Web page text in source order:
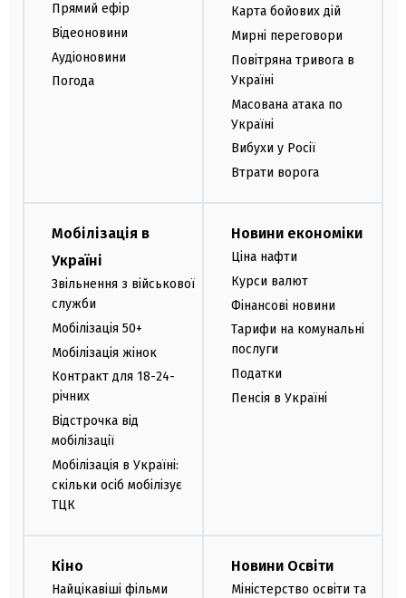
Прямий ефір
Відеоновини
Аудіоновини
Погода
Карта бойових дій
Мирні переговори
Повітряна тривога в
Україні
Масована атака по
Україні
Вибухи у Росії
Втрати ворога
Мобілізація в
Україні
Звільнення з військової
служби
Мобілізація 50+
Мобілізація жінок
Контракт для 18-24-
річних
Відстрочка від
мобілізації
Мобілізація в Україні:
скільки осіб мобілізує
ТЦК
Новини економіки
Ціна нафти
Курси валют
Фінансові новини
Тарифи на комунальні
послуги
Податки
Пенсія в Україні
Кіно
Найцікавіші фільми
Новини Освіти
Міністерство освіти та